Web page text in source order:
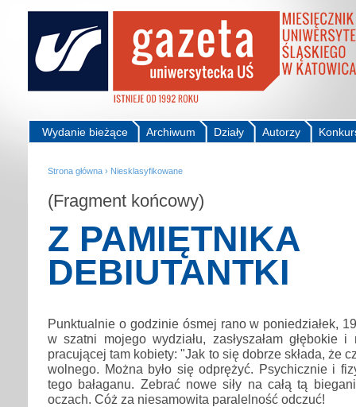
Autorzy
Działy
Archiwum
Wydanie bieżące
Strona główna › Niesklasyfikowane
(Fragment końcowy)
Z PAMIĘTNIKA
DEBIUTANTKI
Punktualnie o godzinie ósmej rano w poniedziałek,
w szatni mojego wydziału, zasłyszałam głębokie
pracującej tam kobiety: "Jak to się dobrze składa, że
wolnego. Można było się odprężyć. Psychicznie i
tego bałaganu. Zebrać nowe siły na całą tą
oczach. Cóż za niesamowita paralelność odczuć!